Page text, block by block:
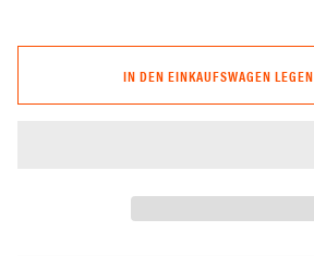
IN DEN EINKAUFSWAGEN LEGEN